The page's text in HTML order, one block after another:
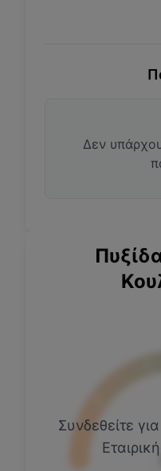
Δεν
Συνδεθείτε